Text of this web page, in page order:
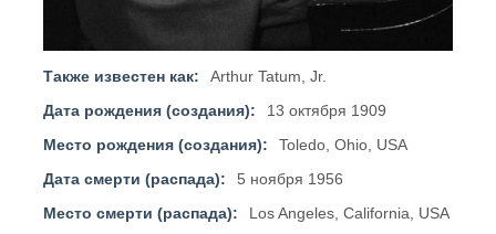
Также известен как:
Arthur Tatum, Jr.
Дата рождения (создания):
13 октября 1909
Место рождения (создания):
Toledo, Ohio, USA
Дата смерти (распада):
5 ноября 1956
Место смерти (распада):
Los Angeles, California, USA